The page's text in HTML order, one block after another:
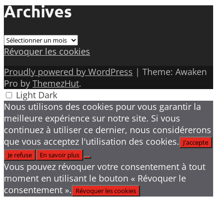
Archives
Archives
Révoquer les cookies
Proudly powered by WordPress | Theme: Awaken
Pro by ThemezHut.
Light Dark
Nous utilisons des cookies pour vous garantir la
meilleure expérience sur notre site. Si vous
continuez à utiliser ce dernier, nous considérerons
que vous acceptez l'utilisation des cookies. J'accepte
Je refuse
En savoir plus
Vous pouvez révoquer votre consentement à tout
moment en utilisant le bouton « Révoquer le
consentement ». Révoquer les cookies